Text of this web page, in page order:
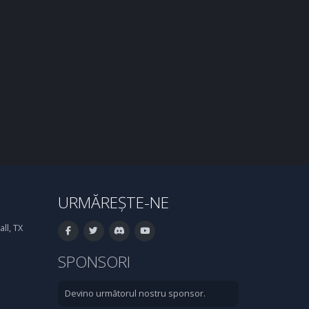
TX
URMĂREȘTE-NE
SPONSORI
Devino următorul nostru sponsor.